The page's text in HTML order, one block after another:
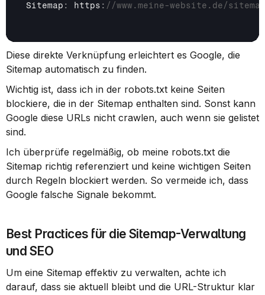
Sitemap : https : //www.meine-website.de/
Diese direkte Verknüpfung erleichtert es Google, die
Sitemap automatisch zu finden.
Wichtig ist, dass ich in der robots.txt keine Seiten
blockiere, die in der Sitemap enthalten sind. Sonst kann
Google diese URLs nicht crawlen, auch wenn sie gelistet
sind.
Ich überprüfe regelmäßig, ob meine robots.txt die
Sitemap richtig referenziert und keine wichtigen Seiten
durch Regeln blockiert werden. So vermeide ich, dass
Google falsche Signale bekommt.
Best Practices für die Sitemap-Verwaltung
und SEO
Um eine Sitemap effektiv zu verwalten, achte ich
darauf, dass sie aktuell bleibt und die URL-Struktur klar